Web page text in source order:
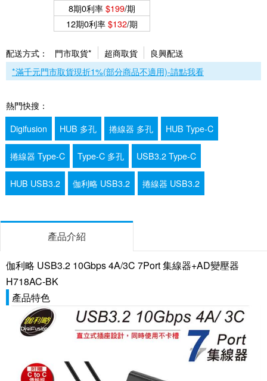
8期0利率$199/期
12期0利率$132/期
配送方式： 門市取貨* 超商取貨
良興配送
*滿千元門市取貨現折1%(部分商品不適用)-請點我看
熱門快搜：
Digifusion
HUB 多孔 捲線器 多孔 HUB Type-C
捲線器 Type-C Type-C 多孔 USB3.2 Type-C
HUB USB3.2 伽利略 USB3.2 捲線器 USB3.2
產品介紹
伽利略 USB3.2 10Gbps 4A/3C 7Port 集線器+AD變壓器
H718AC-BK
產品特色